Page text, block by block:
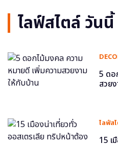
ไลฟ์สไตล์ วันนี้
5 ดอ
สวย
ไลฟ์ส
15 เ